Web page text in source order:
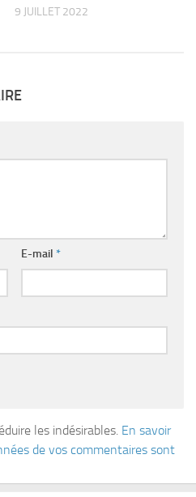
9 JUILLET 2022
E-mail *
les indésirables. En savoir
de vos commentaires sont